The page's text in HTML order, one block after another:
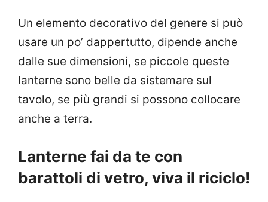
Un elemento decorativo del genere si può
usare un po’ dappertutto, dipende anche
dalle sue dimensioni, se piccole queste
lanterne sono belle da sistemare sul
tavolo, se più grandi si possono collocare
anche a terra.
Lanterne fai da te con
barattoli di vetro, viva il riciclo!